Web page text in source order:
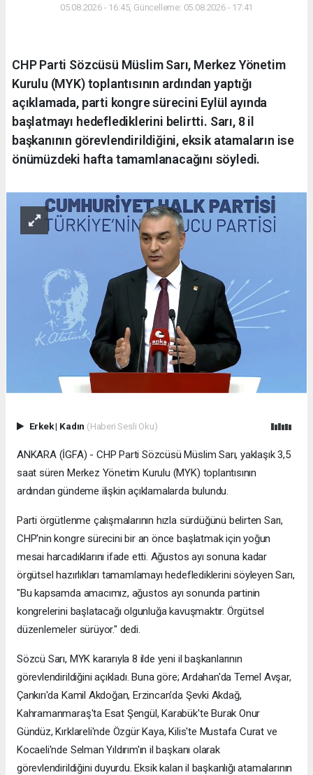
05.08.2026 - 16:45, Güncelleme: 05.08.2026 - 17:41
CHP Parti Sözcüsü Müslim Sarı, Merkez Yönetim
Kurulu (MYK) toplantısının ardından yaptığı
açıklamada, parti kongre sürecini Eylül ayında
başlatmayı hedeflediklerini belirtti. Sarı, 8 il
başkanının görevlendirildiğini, eksik atamaların ise
önümüzdeki hafta tamamlanacağını söyledi.
Erkek| Kadın (Haberi Sesli Oku)
ANKARA (İGFA) - CHP Parti Sözcüsü Müslim Sarı, yaklaşık 3,5
saat süren Merkez Yönetim Kurulu (MYK) toplantısının
ardından gündeme ilişkin açıklamalarda bulundu.
Parti örgütlenme çalışmalarının hızla sürdüğünü belirten Sarı,
CHP'nin kongre sürecini bir an önce başlatmak için yoğun
mesai harcadıklarını ifade etti. Ağustos ayı sonuna kadar
örgütsel hazırlıkları tamamlamayı hedeflediklerini söyleyen Sarı,
"Bu kapsamda amacımız, ağustos ayı sonunda partinin
kongrelerini başlatacağı olgunluğa kavuşmaktır. Örgütsel
düzenlemeler sürüyor." dedi.
Sözcü Sarı, MYK kararıyla 8 ilde yeni il başkanlarının
görevlendirildiğini açıkladı. Buna göre; Ardahan'da Temel Avşar,
Çankırı'da Kamil Akdoğan, Erzincan'da Şevki Akdağ,
Kahramanmaraş'ta Esat Şengül, Karabük'te Burak Onur
Gündüz, Kırklareli'nde Özgür Kaya, Kilis'te Mustafa Curat ve
Kocaeli'nde Selman Yıldırım'ın il başkanı olarak
görevlendirildiğini duyurdu. Eksik kalan il başkanlığı atamalarının